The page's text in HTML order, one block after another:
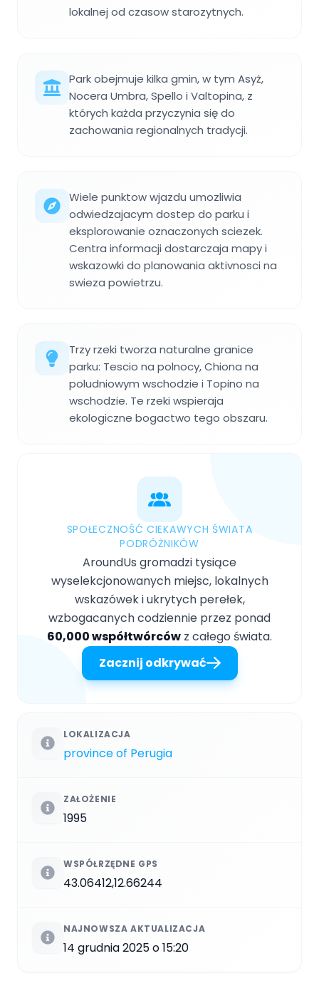
lokalnej od czasow starozytnych.
Park obejmuje kilka gmin, w tym Asyż,
Nocera Umbra, Spello i Valtopina, z
których każda przyczynia się do
zachowania regionalnych tradycji.
Wiele punktow wjazdu umozliwia
odwiedzajacym dostep do parku i
eksplorowanie oznaczonych sciezek.
Centra informacji dostarczaja mapy i
wskazowki do planowania aktivnosci na
swieza powietrzu.
Trzy rzeki tworza naturalne granice
parku: Tescio na polnocy, Chiona na
poludniowym wschodzie i Topino na
wschodzie. Te rzeki wspieraja
ekologiczne bogactwo tego obszaru.
SPOŁECZNOŚĆ CIEKAWYCH ŚWIATA
PODRÓŻNIKÓW
AroundUs gromadzi tysiące
wyselekcjonowanych miejsc, lokalnych
wskazówek i ukrytych perełek,
wzbogacanych codziennie przez ponad
60,000 współtwórców z całego świata.
Zacznij odkrywać
LOKALIZACJA
province of Perugia
ZAŁOŻENIE
1995
WSPÓŁRZĘDNE GPS
43.06412,12.66244
NAJNOWSZA AKTUALIZACJA
14 grudnia 2025 o 15:20